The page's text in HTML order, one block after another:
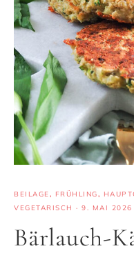
BEILAGE, FRÜHLING,
VEGETARISCH · 9. MAI 2026
Bärlauch-